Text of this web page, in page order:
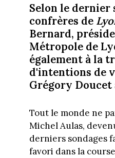
Selon le dernier
confrères de
Bernard,
Métropole de
également à la
d'intentions de
Grégory Doucet
Tout le monde ne
Michel Aulas,
derniers sondages
favori dans la